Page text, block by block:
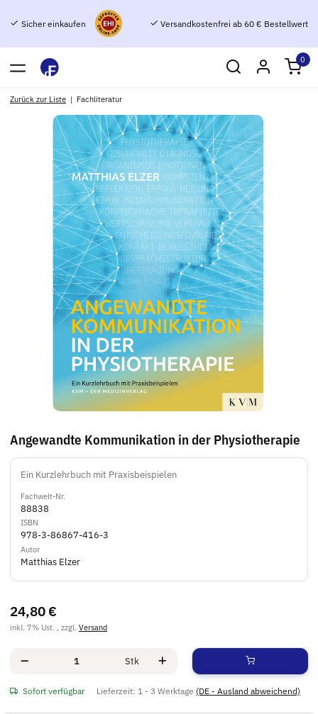
Sicher einkaufen Versandkostenfrei ab 60 € Bestellwert
0
Zurück zur Liste Fachliteratur
Angewandte Kommunikation in der Physiotherapie
Ein Kurzlehrbuch mit Praxisbeispielen
Fachwelt-Nr.
88838
ISBN
978-3-86867-416-3
Autor
Matthias Elzer
24,80 €
inkl. 7% Ust. , zzgl. Versand
Stk
Sofort verfügbar Lieferzeit: 1 - 3 Werktage (DE - Ausland abweichend)